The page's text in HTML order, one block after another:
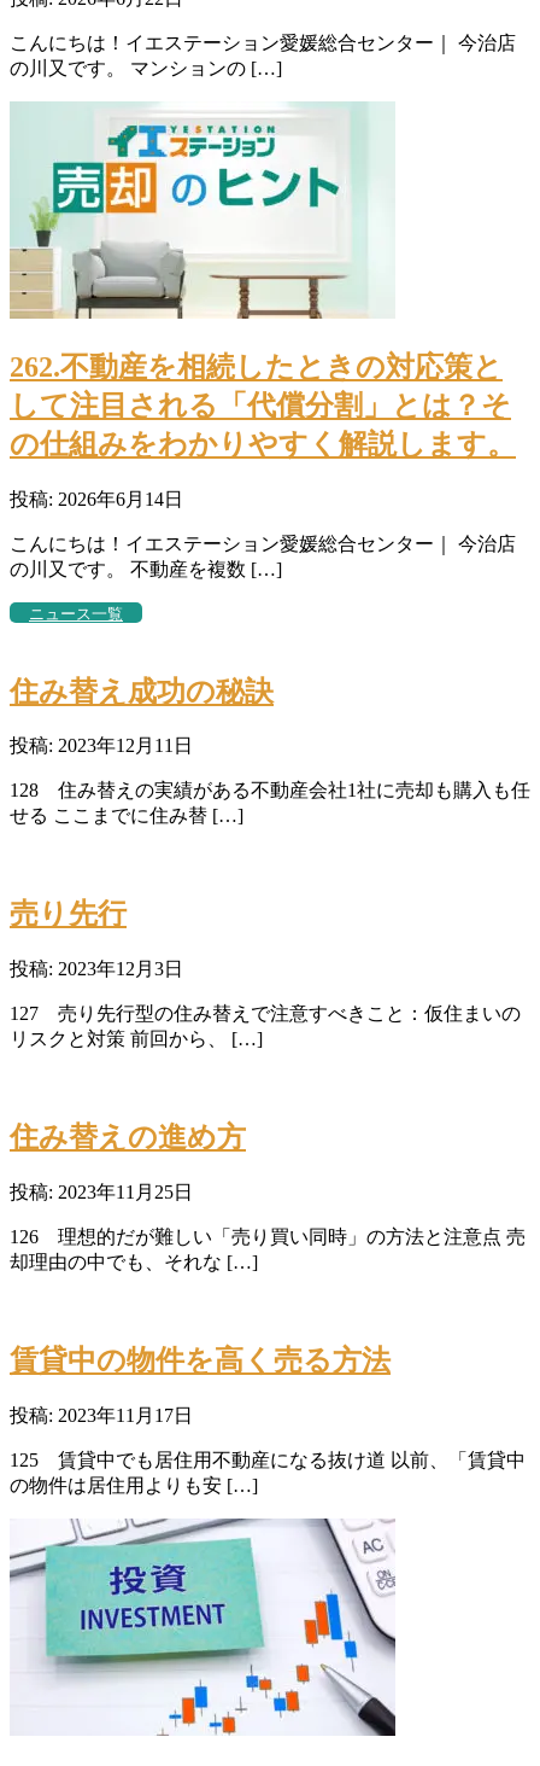
こんにちは！イエステーション愛媛総合センター｜ 今治店
の川又です。 マンションの […]
262.不動産を相続したときの対応策と
して注目される「代償分割」とは？そ
の仕組みをわかりやすく解説します。
投稿: 2026年6月14日
こんにちは！イエステーション愛媛総合センター｜ 今治店
の川又です。 不動産を複数 […]
ニュース一覧
住み替え成功の秘訣
投稿: 2023年12月11日
128 住み替えの実績がある不動産会社1社に売却も購入も任
せる ここまでに住み替 […]
売り先行
投稿: 2023年12月3日
127 売り先行型の住み替えで注意すべきこと：仮住まいの
リスクと対策 前回から、 […]
住み替えの進め方
投稿: 2023年11月25日
126 理想的だが難しい「売り買い同時」の方法と注意点 売
却理由の中でも、それな […]
賃貸中の物件を高く売る方法
投稿: 2023年11月17日
125 賃貸中でも居住用不動産になる抜け道 以前、「賃貸中
の物件は居住用よりも安 […]